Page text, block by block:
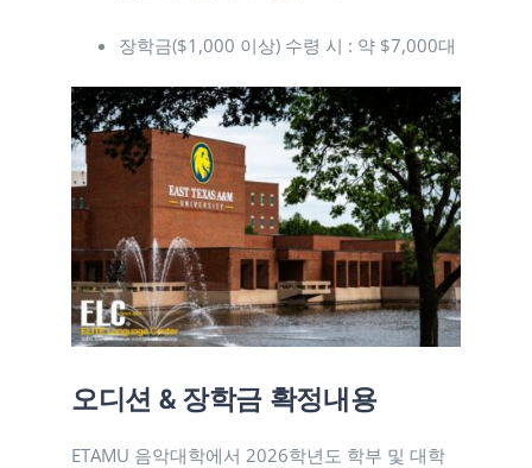
장학금($1,000 이상) 수령 시 : 약 $7,000대
오디션 & 장학금 확정내용
ETAMU 음악대학에서 2026학년도 학부 및 대학